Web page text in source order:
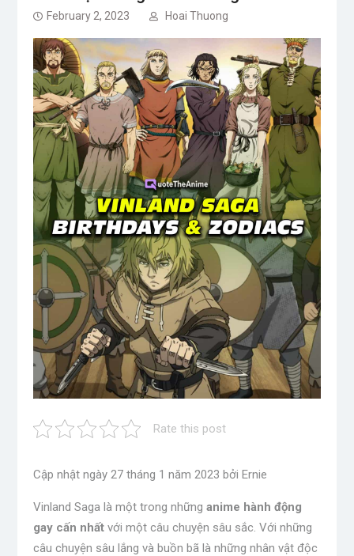
February 2, 2023 Hoai Thuong
Rate this post
Cập nhật ngày 27 tháng 1 năm 2023 bởi Ernie
Vinland Saga là một trong những anime hành động
gay cấn nhất với một câu chuyện sâu sắc. Với những
câu chuyện sâu lắng và buồn bã là những nhân vật độc